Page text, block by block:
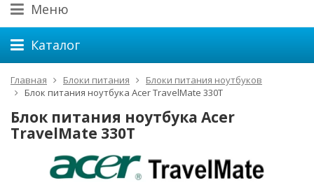
Меню
Каталог
Главная Блоки питания
Блоки питания ноутбуков
Блок питания ноутбука Acer TravelMate 330T
Блок питания ноутбука Acer
TravelMate 330T